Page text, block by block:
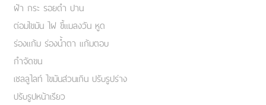
ฝ้า กระ รอยดำ ปาน
ต่อมไขมัน ไฝ ขี้แมลงวัน หูด
ร่องแก้ม ร่องน้ำตา แก้มตอบ
กำจัดขน
เชลลูไลท์ ไขมันส่วนเกิน ปรับรูปร่าง
ปรับรูปหน้าเรียว